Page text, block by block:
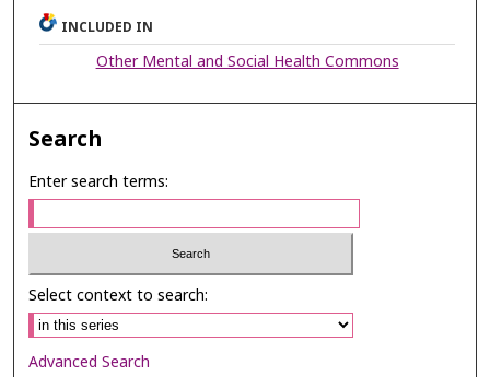
INCLUDED IN
Other Mental and Social Health Commons
Search
Enter search terms:
Select context to search:
Advanced Search